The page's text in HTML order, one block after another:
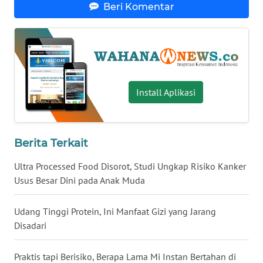
Beri Komentar
Install Aplikasi
Berita Terkait
Ultra Processed Food Disorot, Studi Ungkap Risiko Kanker
Usus Besar Dini pada Anak Muda
Udang Tinggi Protein, Ini Manfaat Gizi yang Jarang
Disadari
Praktis tapi Berisiko, Berapa Lama Mi Instan Bertahan di
WN
SERAMBI
WN
JAMBI
WN
WN
NTB
WN